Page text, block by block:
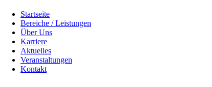
Startseite
Bereiche / Leistungen
Über Uns
Karriere
Aktuelles
Veranstaltungen
Kontakt